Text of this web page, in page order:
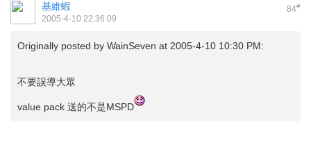
84#
基維蝦
2005-4-10 22:36:09
Originally posted by WainSeven at 2005-4-10 10:30 PM:
不要誤導大眾
value pack 送的不是MSPD